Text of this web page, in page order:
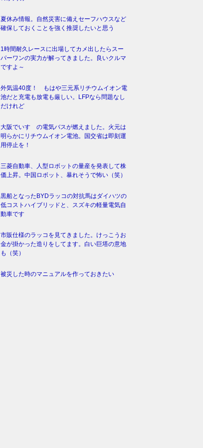
夏休み情報。自然災害に備えセーフハウスなど
確保しておくことを強く推奨したいと思う
1時間耐久レースに出場してカメ出したらスー
パーワンの実力が解ってきました。良いクルマ
ですよ～
外気温40度！ もはや三元系リチウムイオン電
池だと充電も放電も厳しい。LFPなら問題なし
だけれど
大阪でいすゞの電気バスが燃えました。火元は
明らかにリチウムイオン電池。国交省は即刻運
用停止を！
三菱自動車、人型ロボットの量産を発表して株
価上昇。中国ロボット、暴れそうで怖い（笑）
黒船となったBYDラッコの対抗馬はダイハツの
低コストハイブリッドと、スズキの軽量電気自
動車です
市販仕様のラッコを見てきました。けっこうお
金が掛かった造りをしてます。白い巨塔の意地
も（笑）
被災した時のマニュアルを作っておきたい